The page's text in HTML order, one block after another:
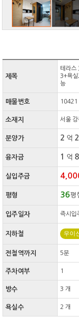
제목
테라
3+욕
능
매물번호 10421
소재지 서울
분양가 2 억
융자금 1 억
실입주금
평형 36평
입주일자 즉시입
지하철 우이
전철역까지 5분
주차여부 1
방수 3 개
욕실수 2 개